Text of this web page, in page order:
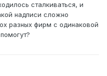
сталкиваться, и
надписи сложно
разных фирм с одинаковой